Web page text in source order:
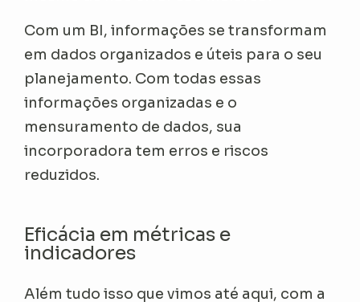
Com um BI, informações se transformam
em dados organizados e úteis para o seu
planejamento. Com todas essas
informações organizadas e o
mensuramento de dados, sua
incorporadora tem erros e riscos
reduzidos.
Eficácia em métricas e
indicadores
Além tudo isso que vimos até aqui, com a